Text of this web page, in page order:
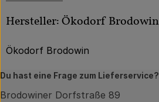
Hersteller: Ökodorf Brodowin
Ökodorf Brodowin
Du hast eine Frage zum Lieferservice?
Brodowiner Dorfstraße 89